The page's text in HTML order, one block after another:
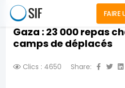
FAIRE
Gaza : 23 000 repas
camps de déplacés
Clics : 4650 Share: